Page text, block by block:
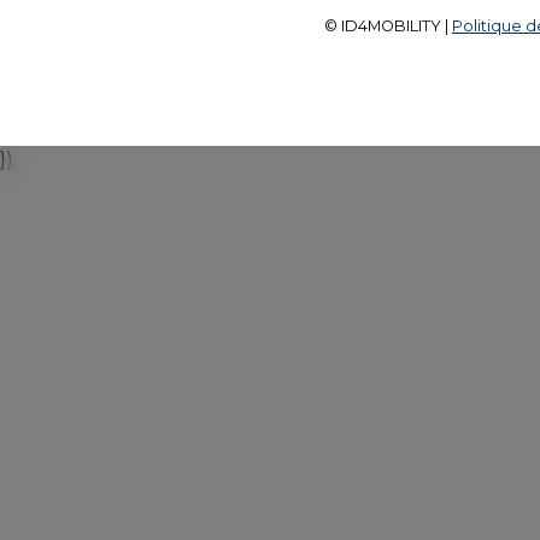
© ID4MOBILITY | Politique
})